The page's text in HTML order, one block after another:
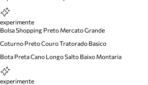
experimente
Bolsa Shopping Preto Mercato Grande
Coturno Preto Couro Tratorado Basico
Bota Preta Cano Longo Salto Baixo Montaria
experimente